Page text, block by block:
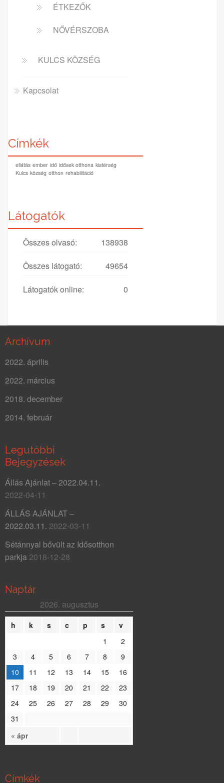
ÉTKEZŐK
NŐVÉRSZOBA
KULCS KÖZSÉG
Kapcsolat
Címkék
ellátás ember idő idősek otthona kistérség
Kulcs község otthon rehabilitáció
Látogatók
138938
Összes olvasó:
49654
Összes látogató:
0
Látogatók online:
Archívum
2022. április
2022. március
2018. december
2014. február
Legutóbbi
Bejegyzések
Állás Ajánlat – 2022.04.11.
2022-04-11
ÁLLÁS AJÁNLAT –
2022.03.11. 2022-03-11
Sétánnyal bővült az Idősotthon
parkja 2018-12-28
Naptár
2026. augusztus
h k s c p s v
« ápr
1
2
3
4 5 6 7 8
9
10
11 12 13 14 15
16
17
18 19 20 21 22
23
24
25 26 27 28 29
30
31
Címkék